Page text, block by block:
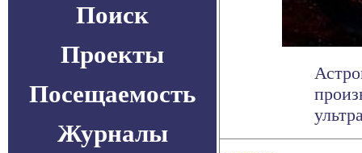
Поиск
Проекты
Посещаемость
Журналы